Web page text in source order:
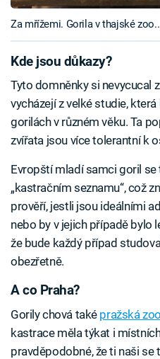
Za mřížemi. Gorila v thajské
Kde jsou důkazy?
Tyto domněnky si nevycucal
vycházejí z velké studie,
gorilách v různém věku. Ta
zvířata jsou více tolerantní k
Evropští mladí samci goril se
„kastračním seznamu“, což
prověří, jestli jsou ideálními
nebo by v jejich případě bylo
že bude každý případ
obezřetně.
A co Praha?
Gorily chová také pražská
kastrace měla týkat i
pravděpodobné, že ti naši se